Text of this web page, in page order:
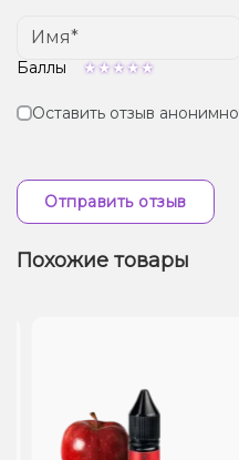
Баллы
Оставить отзыв анонимно
Отправить отзыв
Похожие товары